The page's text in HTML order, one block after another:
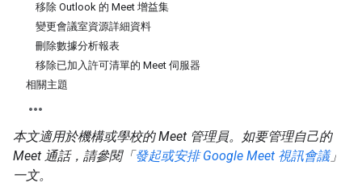
移除 Outlook 的 Meet 增益集
變更會議室資源詳細資料
刪除數據分析報表
移除已加入許可清單的 Meet 伺服器
相關主題
本文適用於機構或學校的 Meet 管理員。如要管理自己的
Meet 通話，請參閱「發起或安排 Google Meet 視訊會議」
一文。